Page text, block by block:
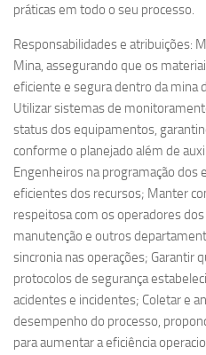
práticas em todo o seu processo.
Responsabilidades e atribuições:
Mina, assegurando que os
eficiente e segura dentro da mina
Utilizar sistemas de
status dos equipamentos,
conforme o planejado além de
Engenheiros na programação dos
eficientes dos recursos; Manter
respeitosa com os operadores
manutenção e outros
sincronia nas operações; Garantir
protocolos de segurança
acidentes e incidentes; Coletar e
desempenho do processo,
para aumentar a eficiência